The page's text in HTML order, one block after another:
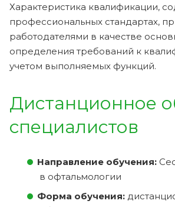
Характеристика квалификации,
профессиональных стандартах,
работодателями в качестве
определения требований к
учетом выполняемых функций.
Дистанционное
специалистов
Направление обучения:
в офтальмологии
Форма обучения: